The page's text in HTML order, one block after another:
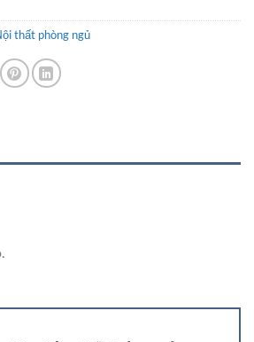
thất phòng ngủ